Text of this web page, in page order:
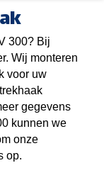
300? Bij
Wij monteren
voor uw
gegevens
kunnen we
onze
op.